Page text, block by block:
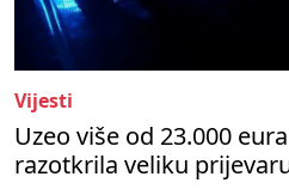
Vijesti
Uzeo više od 23.000
razotkrila veliku